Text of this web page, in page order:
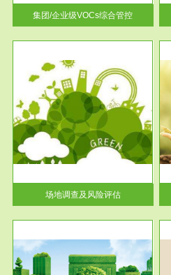
集团/企业级VOCs综合管控
年，全...
场地调查及风险评估
服务范围
土壤修复
服务范围